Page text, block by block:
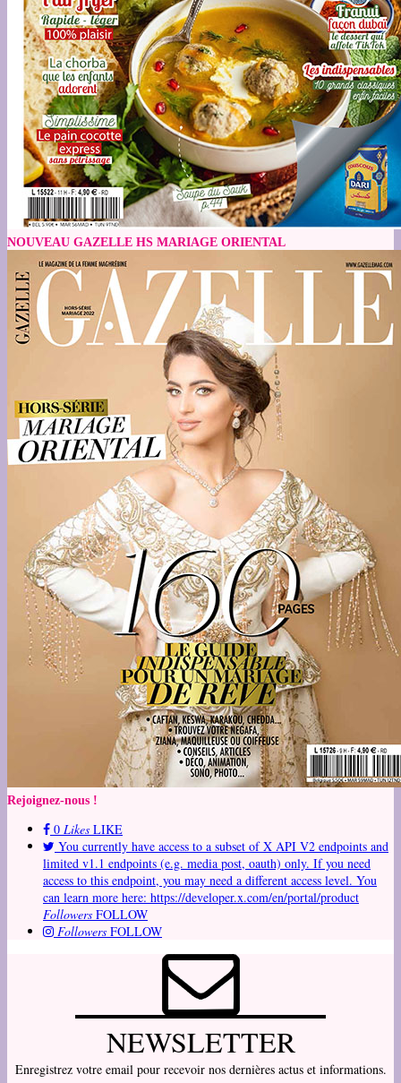
NOUVEAU GAZELLE HS MARIAGE ORIENTAL
Rejoignez-nous !
0 Likes LIKE
You currently have access to a subset of X API V2 endpoints and
limited v1.1 endpoints (e.g. media post, oauth) only. If you need
access to this endpoint, you may need a different access level. You
can learn more here: https://developer.x.com/en/portal/product
Followers FOLLOW
Followers FOLLOW
NEWSLETTER
Enregistrez votre email pour recevoir nos dernières actus et informations.